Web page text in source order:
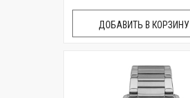
ДОБАВИТЬ В КОРЗИНУ